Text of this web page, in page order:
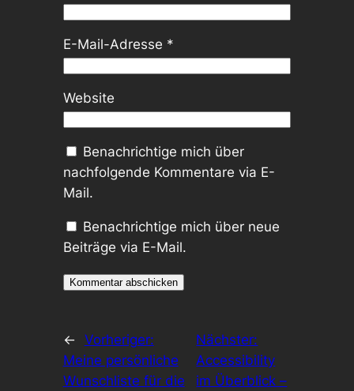
E-Mail-Adresse *
Website
Benachrichtige mich über
nachfolgende Kommentare via E-
Mail.
Benachrichtige mich über neue
Beiträge via E-Mail.
←
Vorheriger:
Meine persönliche
Wunschliste für die
Nächster:
Accessibility
im Überblick –